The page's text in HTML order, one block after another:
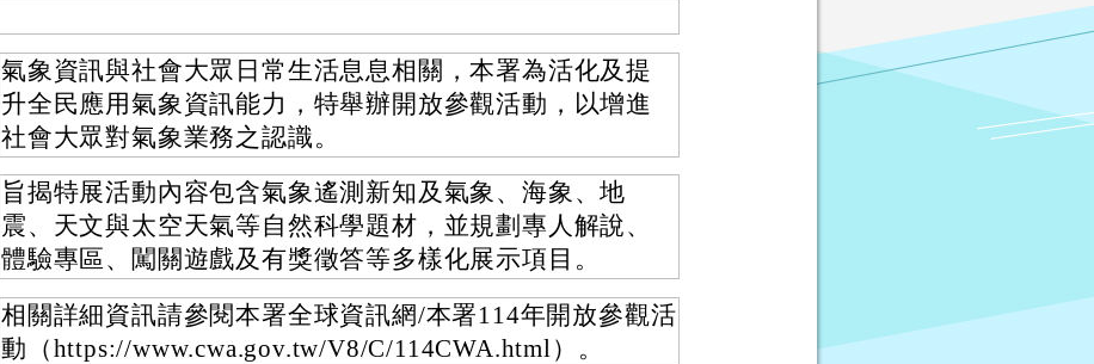
氣象資訊與社會大眾日常生活息息相關，本署為活化及提
升全民應用氣象資訊能力，特舉辦開放參觀活動，以增進
社會大眾對氣象業務之認識。
旨揭特展活動內容包含氣象遙測新知及氣象、海象、地
震、天文與太空天氣等自然科學題材，並規劃專人解說、
體驗專區、闖關遊戲及有獎徵答等多樣化展示項目。
相關詳細資訊請參閱本署全球資訊網/本署114年開放參觀活
動（https://www.cwa.gov.tw/V8/C/114CWA.html）。